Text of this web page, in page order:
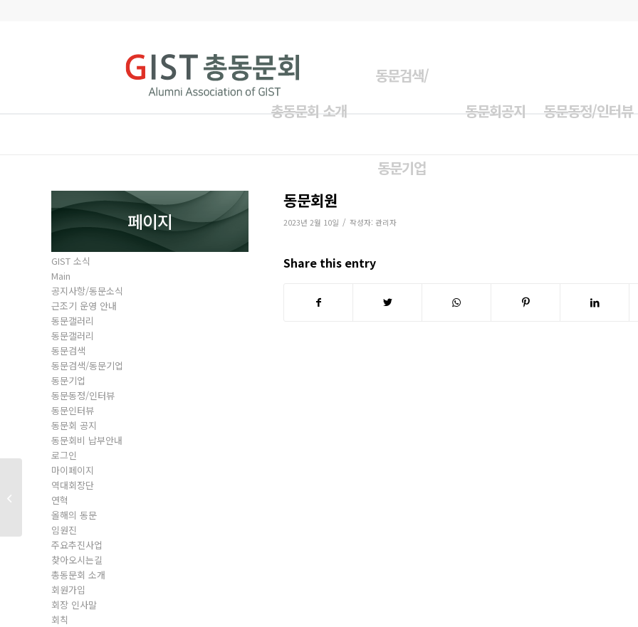
총동문회 소개
동문검색/
동문기업
동문회공지 동문동정/인터뷰
동문회원
2023년 2월 10일 / 작성자: 관리자
Share this entry
페이지
GIST 소식
Main
공지사항/동문소식
근조기 운영 안내
동문갤러리
동문갤러리
동문검색
동문검색/동문기업
동문기업
동문동정/인터뷰
동문인터뷰
동문회 공지
동문회비 납부안내
로그인
마이페이지
역대회장단
연혁
올해의 동문
임원진
주요추진사업
찾아오시는길
총동문회 소개
회원가입
회장 인사말
회칙
일반회원